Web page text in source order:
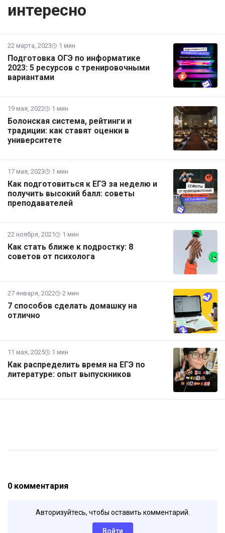
интересно
22 марта, 2023 1 мин
Подготовка ОГЭ по информатике
2023: 5 ресурсов с тренировочными
вариантами
19 мая, 2022 1 мин
Болонская система, рейтинги и
традиции: как ставят оценки в
университете
17 мая, 2023 1 мин
Как подготовиться к ЕГЭ за неделю и
получить высокий балл: советы
преподавателей
22 ноября, 2021 1 мин
Как стать ближе к подростку: 8
советов от психолога
27 января, 2022 2 мин
7 способов сделать домашку на
отлично
11 мая, 2025 1 мин
Как распределить время на ЕГЭ по
литературе: опыт выпускников
0 комментария
Авторизуйтесь, чтобы оставить комментарий.
Войти